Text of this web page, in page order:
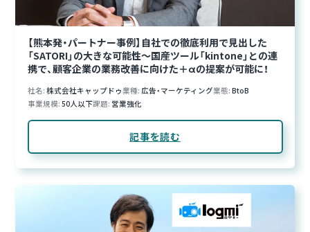
【熊本発・パートナー事例】自社での徹底利用で見出した
「SATORI」の大きな可能性～国産ツール「kintone」との連
携で、顧客企業の業務改善に向けた＋αの提案が可能に！
社名 株式会社キャップドゥ業種 広告・マーケティング業態 BtoB
事業規模 50人以下課題 営業強化
記事を読む